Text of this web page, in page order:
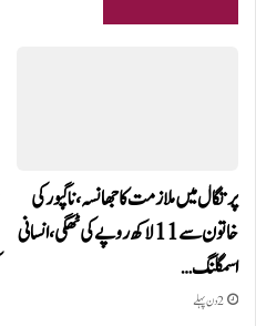
پرتگال میں ملازمت کا جھانسہ،ناگپور کی
خاتون سے 11 لاکھ روپے کی ٹھگی، انسانی
اسمگلنگ…
2 دن پہلے